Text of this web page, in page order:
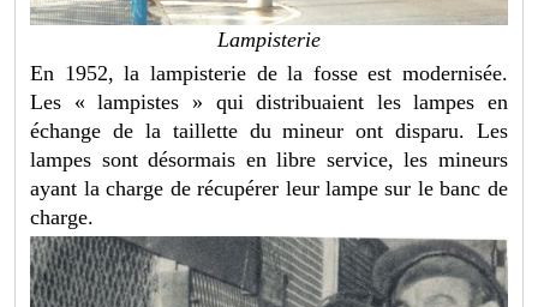
Lampisterie
En 1952, la lampisterie de la fosse est modernisée.
Les « lampistes » qui distribuaient les lampes en
échange de la taillette du mineur ont disparu. Les
lampes sont désormais en libre service, les mineurs
ayant la charge de récupérer leur lampe sur le banc de
charge.